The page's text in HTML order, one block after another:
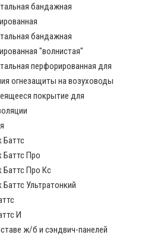
бандажная
бандажная
"волнистая"
перфорированная для
огнезащиты на возуховоды
покрытие для
Баттс
Баттс Про
Баттс Про Кс
Баттс Ультратонкий
И
ж/б и сэндвич-панелей